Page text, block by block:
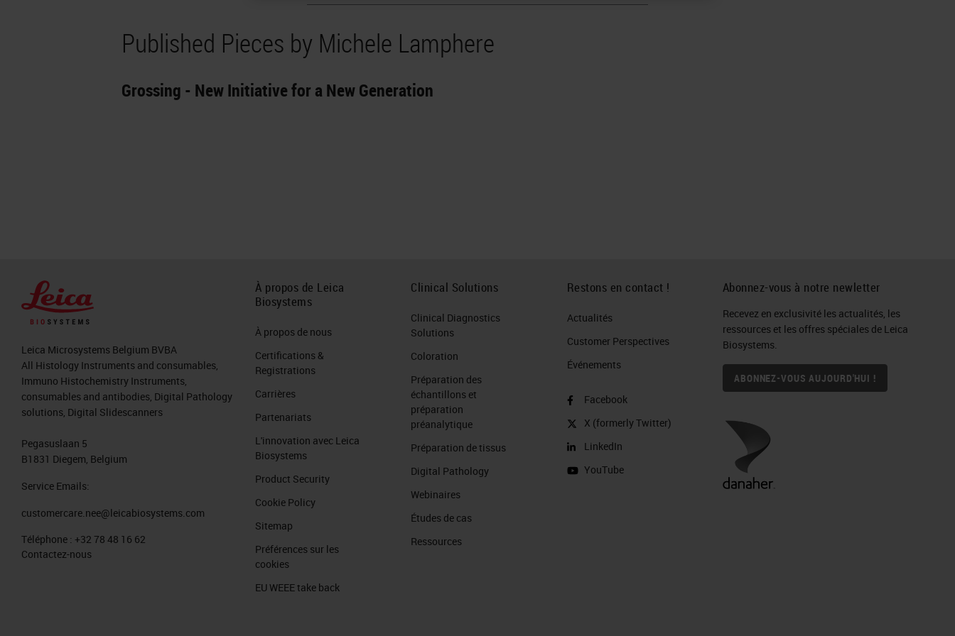
Published Pieces by Michele Lamphere
Grossing - New Initiative for a New Generation
Leica Microsystems Belgium BVBA
All Histology Instruments and consumables,
Immuno Histochemistry Instruments,
consumables and antibodies, Digital Pathology
solutions, Digital Slidescanners
Pegasuslaan 5
B1831 Diegem, Belgium
Service Emails:
customercare.nee@leicabiosystems.com
Téléphone : +32 78 48 16 62
Contactez-nous
À propos de Leica
Biosystems
À propos de nous
Certifications &
Registrations
Carrières
Partenariats
L'innovation avec Leica
Biosystems
Product Security
Cookie Policy
Sitemap
Préférences sur les
cookies
EU WEEE take back
Clinical Solutions
Clinical Diagnostics
Solutions
Coloration
Préparation des
échantillons et
préparation
préanalytique
Préparation de tissus
Digital Pathology
Webinaires
Études de cas
Ressources
Restons en contact !
Actualités
Customer Perspectives​
Événements
Facebook
X (formerly Twitter)
LinkedIn
YouTube
Abonnez-vous à notre newletter
Recevez en exclusivité les actualités, les
ressources et les offres spéciales de Leica
Biosystems.
ABONNEZ-VOUS AUJOURD'HUI !